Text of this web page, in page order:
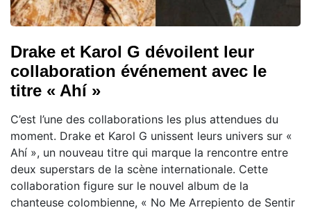
Drake et Karol G dévoilent leur
collaboration événement avec le
titre « Ahí »
C’est l’une des collaborations les plus attendues du
moment. Drake et Karol G unissent leurs univers sur «
Ahí », un nouveau titre qui marque la rencontre entre
deux superstars de la scène internationale. Cette
collaboration figure sur le nouvel album de la
chanteuse colombienne, « No Me Arrepiento de Sentir